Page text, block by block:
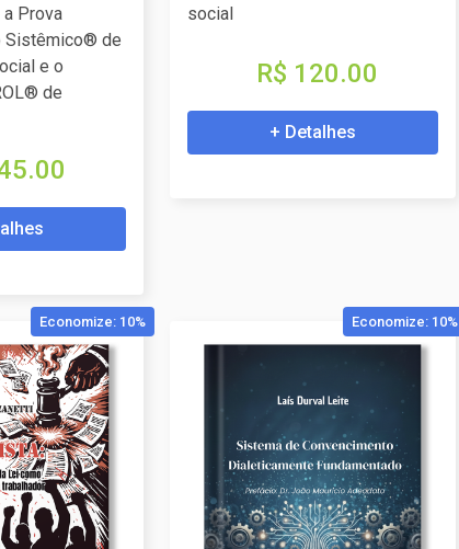
Prova
Sistêmico® de
e o
de
social
R$ 120.00
+ Detalhes
Economize: 10% Economize: 10%